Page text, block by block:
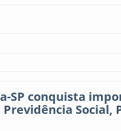
SP conquista
Social,